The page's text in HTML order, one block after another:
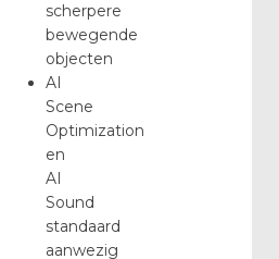
scherpere
bewegende
objecten
AI
Scene
Optimization
en
AI
Sound
standaard
aanwezig